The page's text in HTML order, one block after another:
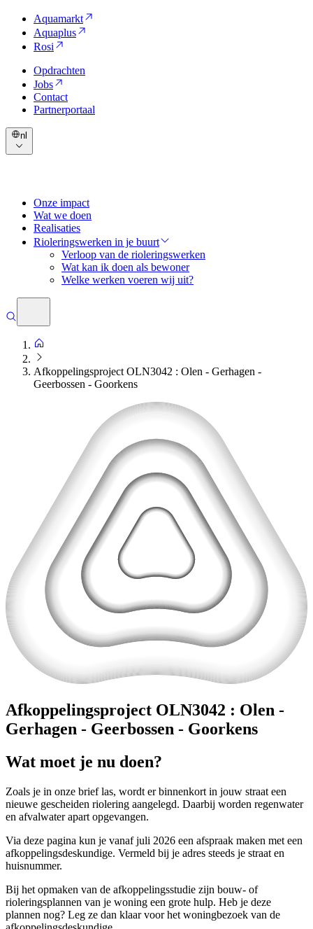
Aquamarkt
Aquaplus
Rosi
Opdrachten
Jobs
Contact
Partnerportaal
nl
Onze impact
Wat we doen
Realisaties
Rioleringswerken in je buurt
Verloop van de rioleringswerken
Wat kan ik doen als bewoner
Welke werken voeren wij uit?
Afkoppelingsproject OLN3042 : Olen - Gerhagen -
Geerbossen - Goorkens
Afkoppelingsproject OLN3042 : Olen -
Gerhagen - Geerbossen - Goorkens
Wat moet je nu doen?
Zoals je in onze brief las, wordt er binnenkort in jouw straat een
nieuwe gescheiden riolering aangelegd. Daarbij worden regenwater
en afvalwater apart opgevangen.
Via deze pagina kun je vanaf juli 2026 een afspraak maken met een
afkoppelingsdeskundige. Vermeld bij je adres steeds je straat en
huisnummer.
Bij het opmaken van de afkoppelingsstudie zijn bouw- of
rioleringsplannen van je woning een grote hulp. Heb je deze
plannen nog? Leg ze dan klaar voor het woningbezoek van de